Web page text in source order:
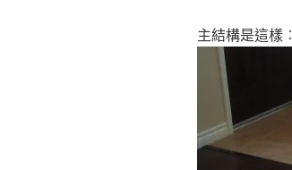
主結構是這樣︰